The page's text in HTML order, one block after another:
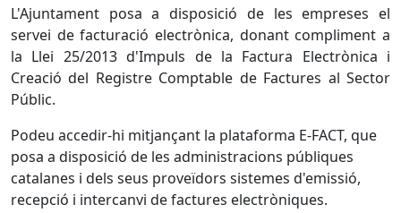
L'Ajuntament posa a disposició de les empreses el
servei de facturació electrònica, donant compliment a
la Llei 25/2013 d'Impuls de la Factura Electrònica i
Creació del Registre Comptable de Factures al Sector
Públic.
Podeu accedir-hi mitjançant la plataforma E-FACT, que
posa a disposició de les administracions públiques
catalanes i dels seus proveïdors sistemes d'emissió,
recepció i intercanvi de factures electròniques.